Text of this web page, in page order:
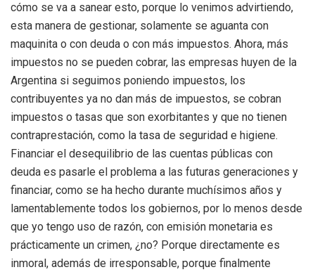
cómo se va a sanear esto, porque lo venimos advirtiendo,
esta manera de gestionar, solamente se aguanta con
maquinita o con deuda o con más impuestos. Ahora, más
impuestos no se pueden cobrar, las empresas huyen de la
Argentina si seguimos poniendo impuestos, los
contribuyentes ya no dan más de impuestos, se cobran
impuestos o tasas que son exorbitantes y que no tienen
contraprestación, como la tasa de seguridad e higiene.
Financiar el desequilibrio de las cuentas públicas con
deuda es pasarle el problema a las futuras generaciones y
financiar, como se ha hecho durante muchísimos años y
lamentablemente todos los gobiernos, por lo menos desde
que yo tengo uso de razón, con emisión monetaria es
prácticamente un crimen, ¿no? Porque directamente es
inmoral, además de irresponsable, porque finalmente